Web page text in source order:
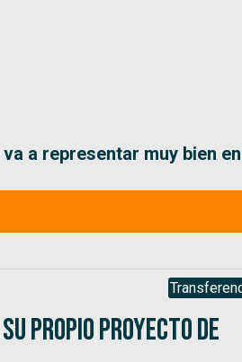
a representar muy bien
propio proyecto de